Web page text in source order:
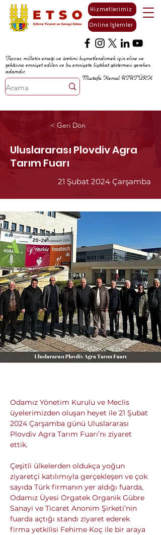
Online İşlemler
Hizmetlerimiz
Tüccar, milletin emeği ve üretimi kıymetlendirmek için eline ve
zekâsına emniyet edilen ve bu emniyete liyâkat göstermesi gereken
adamdır.
Mustafa Kemal ATATÜRK
< Geri Dön
Uluslararası Plovdiv Agra
Tarım Fuarı
21 Şubat 2024 Çarşamba
Odamız Yönetim Kurulu ve Meclis
üyelerimizden oluşan heyet ile 21 Şubat
2024 Çarşamba günü Uluslararası
Plovdiv Agra Tarım Fuarı’nı ziyaret
ettik.
Çeşitli ülkelerden oldukça yoğun
ziyaretçi katılımıyla gerçekleşen ve çok
sayıda Türk firmanın yer aldığı fuarda,
Odamız Üyesi Orgatek Organik Gübre
Sanayi ve Ticaret Anonim Şirketi’nin
fuarda açtığı standı ziyaret ederek
firma yetkilisi Fehime Koç ile bir araya